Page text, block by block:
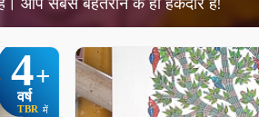
4+
वर्ष
TBR में